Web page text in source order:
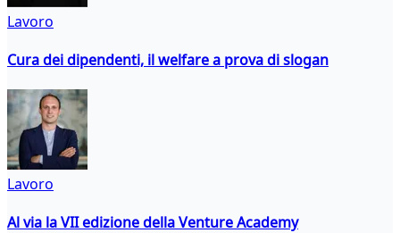
Lavoro
Cura dei dipendenti, il welfare a prova di slogan
Lavoro
Al via la VII edizione della Venture Academy